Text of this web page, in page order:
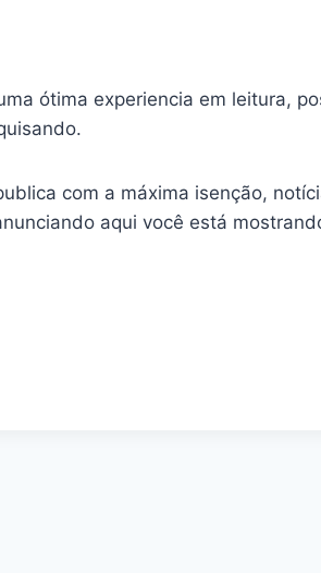
ótima experiencia em leitura,
com a máxima isenção,
aqui você está